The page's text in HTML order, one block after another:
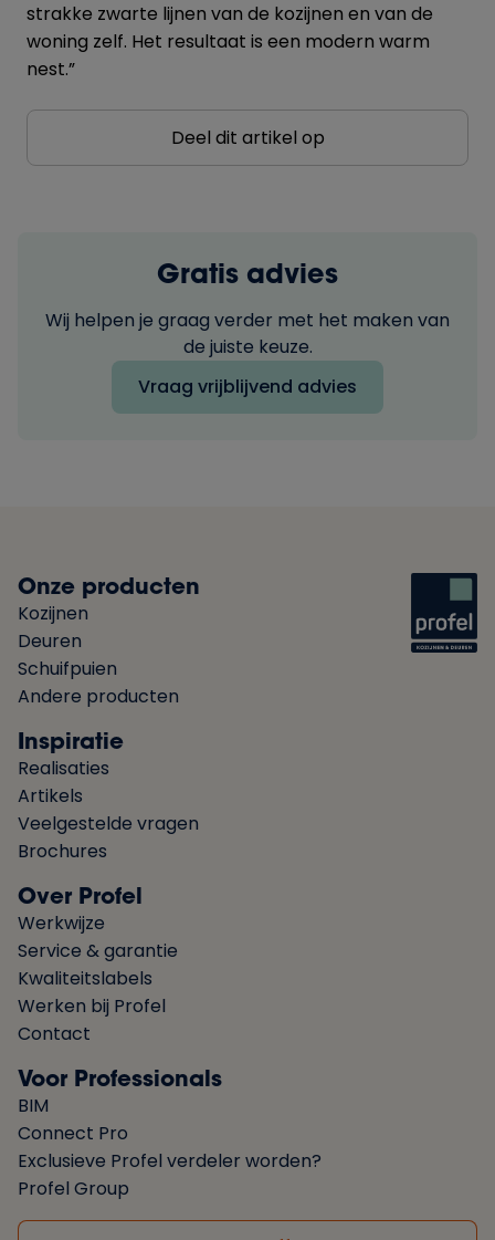
strakke zwarte lijnen van de kozijnen en van de
woning zelf. Het resultaat is een modern warm
nest.”
Deel dit artikel op
Gratis advies
Wij helpen je graag verder met het maken van
de juiste keuze.
Vraag vrijblijvend advies
Onze producten
Kozijnen
Deuren
Schuifpuien
Andere producten
Inspiratie
Realisaties
Artikels
Veelgestelde vragen
Brochures
Over Profel
Werkwijze
Service & garantie
Kwaliteitslabels
Werken bij Profel
Contact
Voor Professionals
BIM
Connect Pro
Exclusieve Profel verdeler worden?
Profel Group